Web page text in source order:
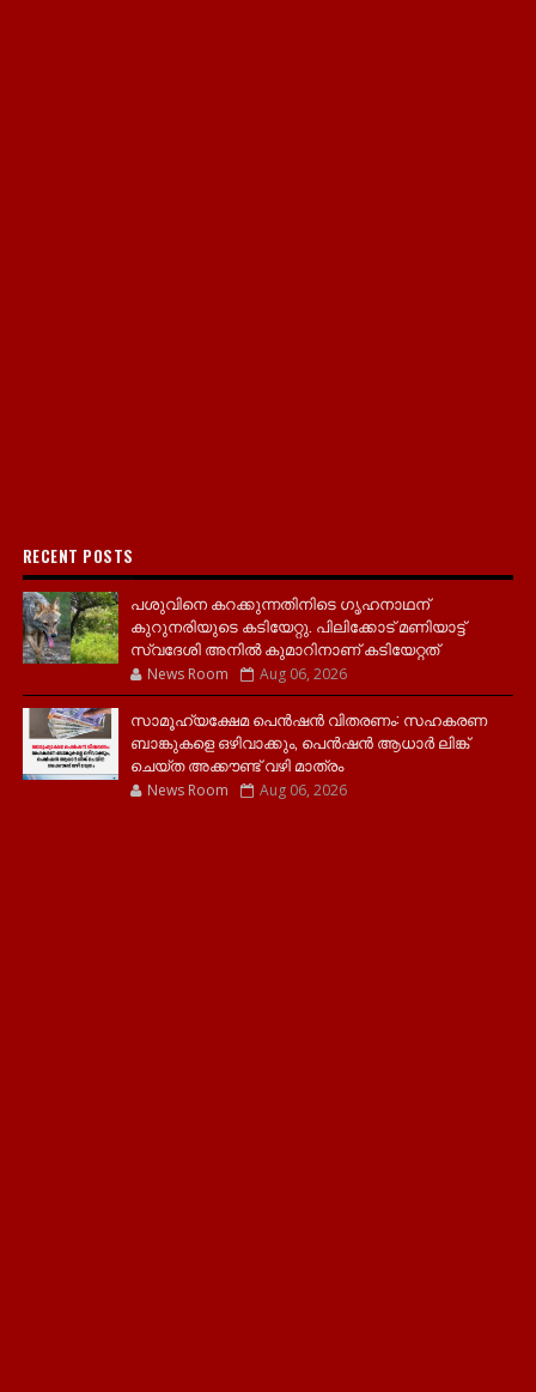
RECENT POSTS
പശുവിനെ കറക്കുന്നതിനിടെ ഗൃഹനാഥന്
കുറുനരിയുടെ കടിയേറ്റു. പിലിക്കോട് മണിയാട്ട്
സ്വദേശി അനിൽ കുമാറിനാണ് കടിയേറ്റത്
News Room Aug 06, 2026
സാമൂ​ഹ്യക്ഷേമ പെൻഷൻ വിതരണം: സഹകരണ
ബാങ്കുകളെ ഒഴിവാക്കും, പെൻഷൻ ആധാർ‌ ലിങ്ക്
ചെയ്ത അക്കൗണ്ട് വഴി മാത്രം
News Room Aug 06, 2026